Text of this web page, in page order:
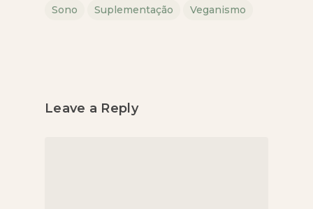
Sono Suplementação Veganismo
Leave a Reply